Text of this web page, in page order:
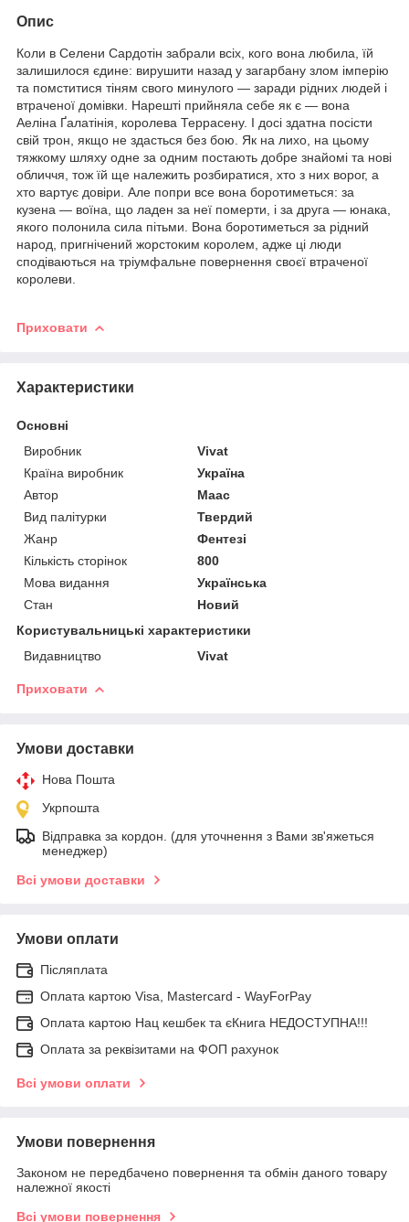
Опис
Коли в Селени Сардотін забрали всіх, кого вона любила, їй
залишилося єдине: вирушити назад у загарбану злом імперію
та помститися тіням свого минулого — заради рідних людей і
втраченої домівки. Нарешті прийняла себе як є — вона
Аеліна Ґалатінія, королева Террасену. І досі здатна посісти
свій трон, якщо не здасться без бою. Як на лихо, на цьому
тяжкому шляху одне за одним постають добре знайомі та нові
обличчя, тож їй ще належить розбиратися, хто з них ворог, а
хто вартує довіри. Але попри все вона боротиметься: за
кузена — воїна, що ладен за неї померти, і за друга — юнака,
якого полонила сила пітьми. Вона боротиметься за рідний
народ, пригнічений жорстоким королем, адже ці люди
сподіваються на тріумфальне повернення своєї втраченої
королеви.
Приховати
Характеристики
Основні
Виробник
Vivat
Країна виробник
Україна
Автор
Маас
Вид палітурки
Твердий
Жанр
Фентезі
Кількість сторінок
800
Мова видання
Українська
Стан
Новий
Користувальницькі характеристики
Видавництво
Vivat
Приховати
Умови доставки
Нова Пошта
Укрпошта
Відправка за кордон. (для уточнення з Вами зв'яжеться
менеджер)
Всі умови доставки
Умови оплати
Післяплата
Оплата картою Visa, Mastercard - WayForPay
Оплата картою Нац кешбек та єКнига НЕДОСТУПНА!!!
Оплата за реквізитами на ФОП рахунок
Всі умови оплати
Умови повернення
Законом не передбачено повернення та обмін даного товару
належної якості
Всі умови повернення